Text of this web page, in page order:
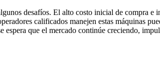
desafíos. El alto costo inicial de compra e
calificados manejen estas máquinas
espera que el mercado continúe creciendo,